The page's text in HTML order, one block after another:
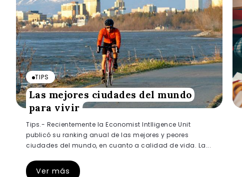
TIPS
Las mejores ciudades del mundo
para vivir
Tips.- Recientemente la Economist Intlligence Unit
publicó su ranking anual de las mejores y peores
ciudades del mundo, en cuanto a calidad de vida. La...
Ver más